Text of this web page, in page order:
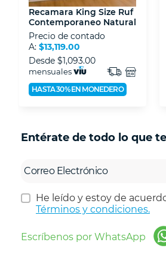
Recamara King Size Ruf
Contemporaneo Natural
Precio de contado
A: $13,119.00
Desde $1,093.00
mensuales
HASTA 30% EN MONEDERO
Entérate de todo lo que
He leído y estoy de
Términos y condiciones.
Escríbenos por WhatsApp